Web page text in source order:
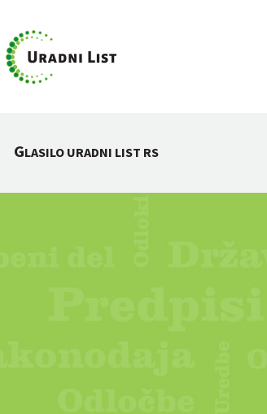
GLASILO URADNI LIST RS